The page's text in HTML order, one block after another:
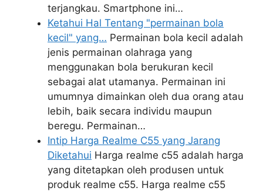
terjangkau. Smartphone ini…
Ketahui Hal Tentang "permainan bola
kecil" yang… Permainan bola kecil adalah
jenis permainan olahraga yang
menggunakan bola berukuran kecil
sebagai alat utamanya. Permainan ini
umumnya dimainkan oleh dua orang atau
lebih, baik secara individu maupun
beregu. Permainan…
Intip Harga Realme C55 yang Jarang
Diketahui Harga realme c55 adalah harga
yang ditetapkan oleh produsen untuk
produk realme c55. Harga realme c55